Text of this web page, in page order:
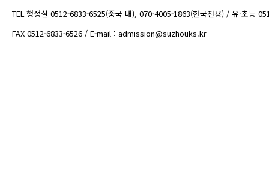
TEL 행정실 0512-6833-6525(중국 내), 070-4005-1863(한국전용) / 유·초등
FAX 0512-6833-6526 / E-mail : admission@suzhouks.kr